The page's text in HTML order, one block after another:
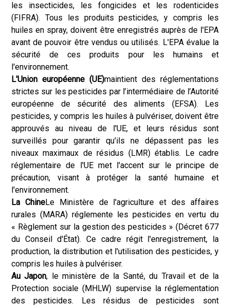
les insecticides, les fongicides et les rodenticides
(FIFRA). Tous les produits pesticides, y compris les
huiles en spray, doivent être enregistrés auprès de l'EPA
avant de pouvoir être vendus ou utilisés. L'EPA évalue la
sécurité de ces produits pour les humains et
l'environnement.
L'Union européenne (UE)maintient des réglementations
strictes sur les pesticides par l’intermédiaire de l’Autorité
européenne de sécurité des aliments (EFSA). Les
pesticides, y compris les huiles à pulvériser, doivent être
approuvés au niveau de l'UE, et leurs résidus sont
surveillés pour garantir qu'ils ne dépassent pas les
niveaux maximaux de résidus (LMR) établis. Le cadre
réglementaire de l'UE met l'accent sur le principe de
précaution, visant à protéger la santé humaine et
l'environnement.
La ChineLe Ministère de l'agriculture et des affaires
rurales (MARA) réglemente les pesticides en vertu du
« Règlement sur la gestion des pesticides » (Décret 677
du Conseil d'État). Ce cadre régit l'enregistrement, la
production, la distribution et l'utilisation des pesticides, y
compris les huiles à pulvériser.
Au Japon, le ministère de la Santé, du Travail et de la
Protection sociale (MHLW) supervise la réglementation
des pesticides. Les résidus de pesticides sont